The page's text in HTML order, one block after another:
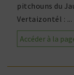
pitchouns du
Vertaizontél : ...
Accéder à la